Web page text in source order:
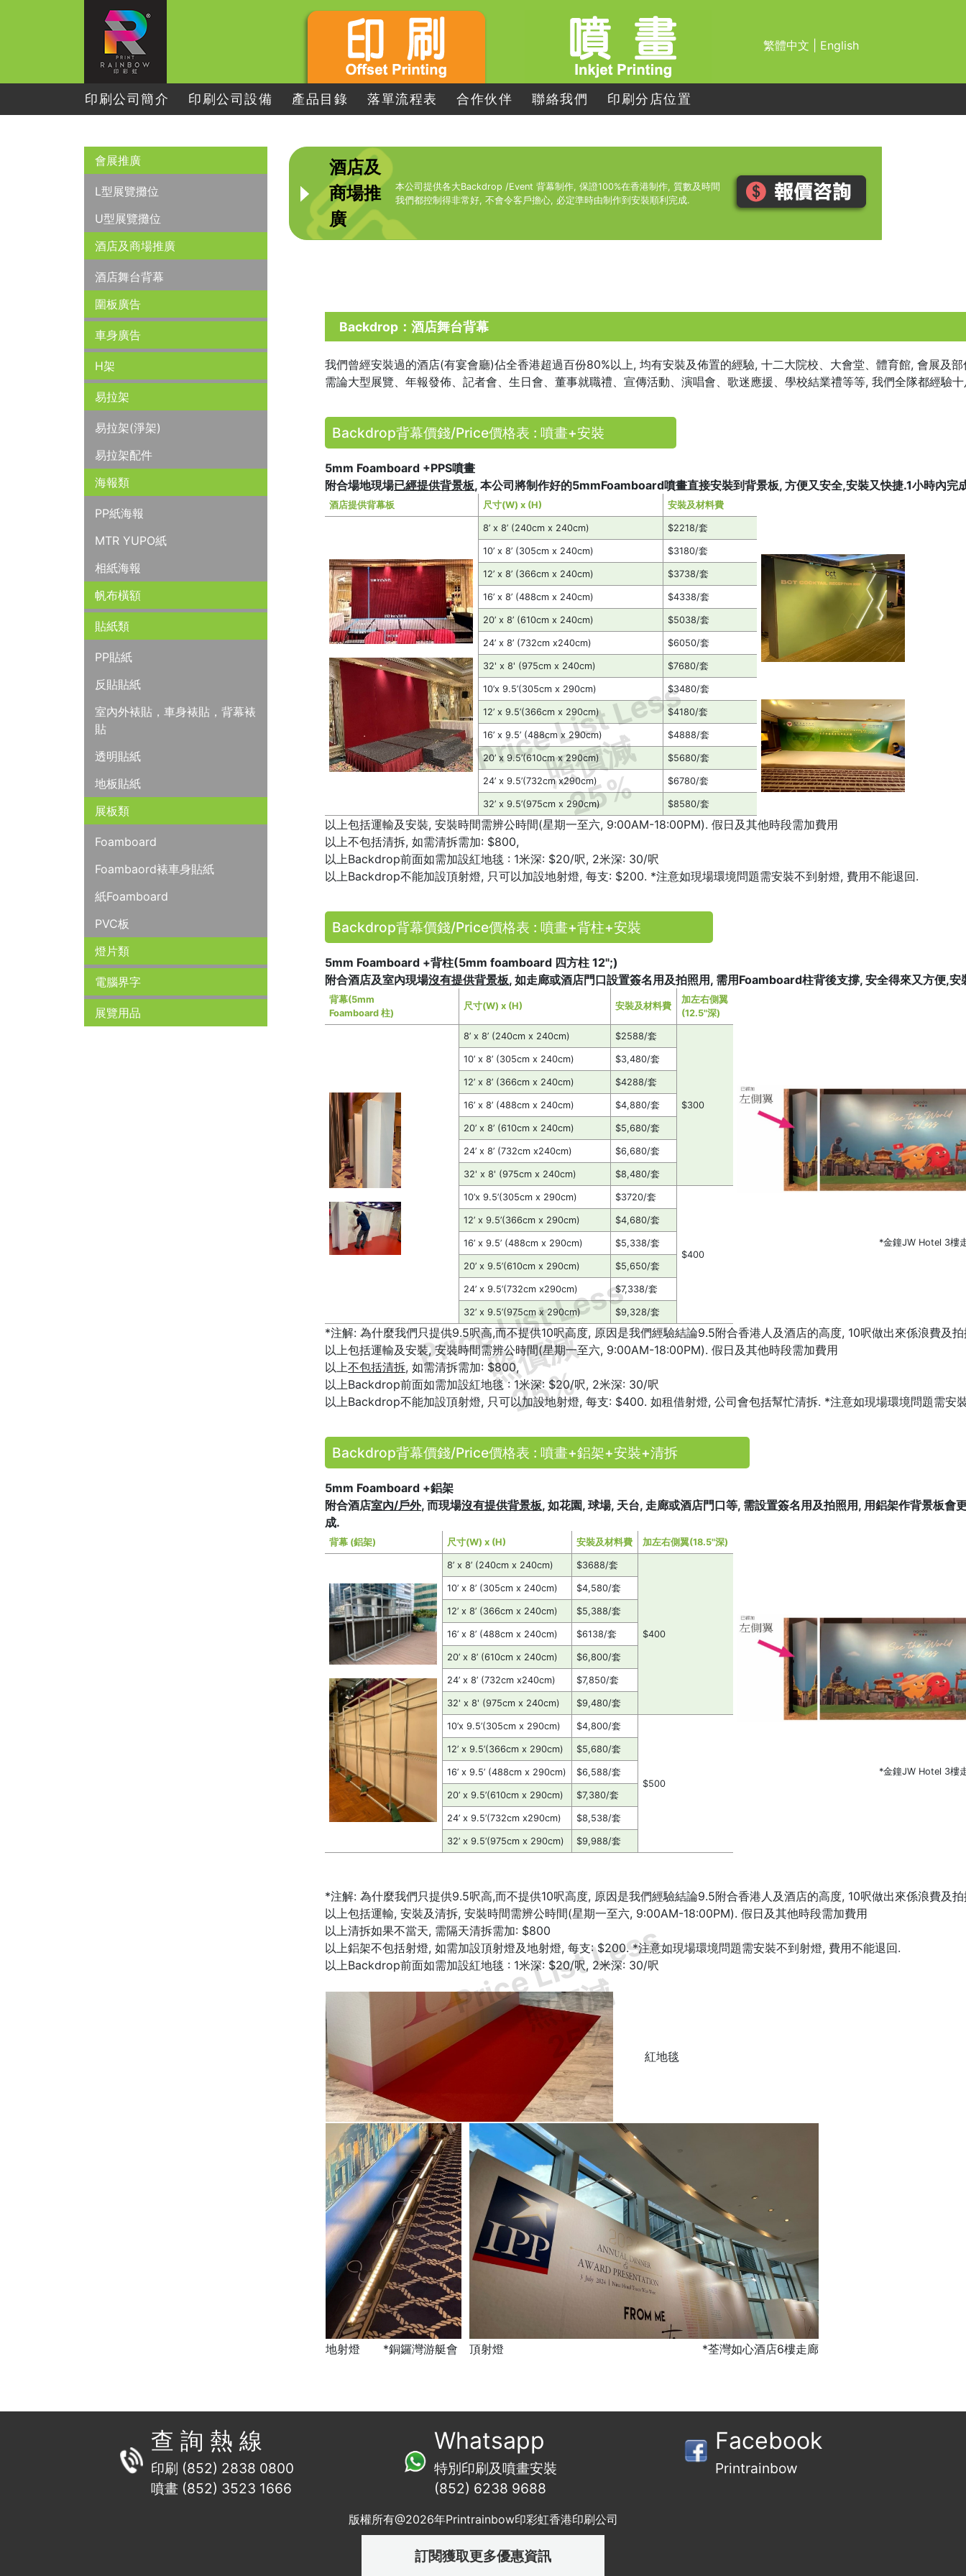
繁體中文 English
印刷公司簡介 印刷公司設備 產品目錄 落單流程表 合作伙伴 聯絡我們 印刷分店位置
會展推廣
L型展覽攤位
U型展覽攤位
酒店及商場推廣
酒店舞台背幕
圍板廣告
車身廣告
H架
易拉架
易拉架(淨架)
易拉架配件
海報類
PP紙海報
MTR YUPO紙
相紙海報
帆布橫額
貼紙類
PP貼紙
反貼貼紙
室內外裱貼，車身裱貼，背幕裱
貼
透明貼紙
地板貼紙
展板類
Foamboard
Foambaord裱車身貼紙
紙Foamboard
PVC板
燈片類
電腦界字
展覽用品
酒店及
商場推
廣
本公司提供各大Backdrop /Event 背幕制作, 保證100%在香港制作, 質數及時間
我們都控制得非常好, 不會令客戶擔心, 必定準時由制作到安裝順利完成.
Price List Less
照價減
25%
Price List Less
照價減
25%
Price List Less
照價減
25%
Backdrop：酒店舞台背幕
我們曾經安裝過的酒店(有宴會廳)佔全香港超過百份80%以上, 均有安裝及佈置的經驗, 十二大院校、大會堂、體育館, 會展及
需論大型展覽、年報發佈、記者會、生日會、董事就職禮、宣傳活動、演唱會、歌迷應援、學校結業禮等等, 我們全隊都經驗
Backdrop背幕價錢/Price價格表 : 噴畫+安裝
5mm Foamboard +PPS噴畫
附合場地現場已經提供背景板, 本公司將制作好的5mmFoamboard噴畫直接安裝到背景板, 方便又安全,安裝又快捷.1小時內完
酒店提供背幕板 尺寸(W) x (H) 安裝及材料費
8’ x 8’ (240cm x 240cm) $2218/套
10’ x 8’ (305cm x 240cm) $3180/套
12’ x 8’ (366cm x 240cm) $3738/套
16’ x 8’ (488cm x 240cm) $4338/套
20’ x 8’ (610cm x 240cm) $5038/套
24’ x 8’ (732cm x240cm) $6050/套
32' x 8' (975cm x 240cm) $7680/套
10’x 9.5’(305cm x 290cm) $3480/套
12’ x 9.5’(366cm x 290cm) $4180/套
16’ x 9.5’ (488cm x 290cm) $4888/套
20’ x 9.5’(610cm x 290cm) $5680/套
24’ x 9.5’(732cm x290cm) $6780/套
32’ x 9.5’(975cm x 290cm) $8580/套
以上包括運輸及安裝, 安裝時間需辨公時間(星期一至六, 9:00AM-18:00PM). 假日及其他時段需加費用
以上不包括清拆, 如需清拆需加: $800,
以上Backdrop前面如需加設紅地毯 : 1米深: $20/呎, 2米深: 30/呎
以上Backdrop不能加設頂射燈, 只可以加設地射燈, 每支: $200. *注意如現場環境問題需安裝不到射燈, 費用不能退回.
Backdrop背幕價錢/Price價格表 : 噴畫+背柱+安裝
5mm Foamboard +背柱(5mm foamboard 四方柱 12";)
附合酒店及室內現場沒有提供背景板, 如走廊或酒店門口設置簽名用及拍照用, 需用Foamboard柱背後支撐, 安全得來又方便,安
背幕(5mm
Foamboard 柱)
尺寸(W) x (H) 安裝及材料費
加左右側翼
(12.5"深)
8’ x 8’ (240cm x 240cm) $2588/套
$300
10’ x 8’ (305cm x 240cm) $3,480/套
12’ x 8’ (366cm x 240cm) $4288/套
16’ x 8’ (488cm x 240cm) $4,880/套
20’ x 8’ (610cm x 240cm) $5,680/套
24’ x 8’ (732cm x240cm) $6,680/套
32' x 8' (975cm x 240cm) $8,480/套
10’x 9.5’(305cm x 290cm) $3720/套
$400
12’ x 9.5’(366cm x 290cm) $4,680/套
16’ x 9.5’ (488cm x 290cm) $5,338/套 *金鐘JW Hotel 3樓
20’ x 9.5’(610cm x 290cm) $5,650/套
24’ x 9.5’(732cm x290cm) $7,338/套
32’ x 9.5’(975cm x 290cm) $9,328/套
*注解: 為什麼我們只提供9.5呎高,而不提供10呎高度, 原因是我們經驗結論9.5附合香港人及酒店的高度, 10呎做出來係浪費及
以上包括運輸及安裝, 安裝時間需辨公時間(星期一至六, 9:00AM-18:00PM). 假日及其他時段需加費用
以上不包括清拆, 如需清拆需加: $800,
以上Backdrop前面如需加設紅地毯 : 1米深: $20/呎, 2米深: 30/呎
以上Backdrop不能加設頂射燈, 只可以加設地射燈, 每支: $400. 如租借射燈, 公司會包括幫忙清拆. *注意如現場環境問題需安
Backdrop背幕價錢/Price價格表 : 噴畫+鋁架+安裝+清拆
5mm Foamboard +鋁架
附合酒店室內/戶外, 而現場沒有提供背景板, 如花園, 球場, 天台, 走廊或酒店門口等, 需設置簽名用及拍照用, 用鋁架作背景板會
成.
背幕 (鋁架) 尺寸(W) x (H) 安裝及材料費 加左右側翼(18.5"深)
8’ x 8’ (240cm x 240cm) $3688/套
$400
10’ x 8’ (305cm x 240cm) $4,580/套
12’ x 8’ (366cm x 240cm) $5,388/套
16’ x 8’ (488cm x 240cm) $6138/套
20’ x 8’ (610cm x 240cm) $6,800/套
24’ x 8’ (732cm x240cm) $7,850/套
32' x 8' (975cm x 240cm) $9,480/套
10’x 9.5’(305cm x 290cm) $4,800/套
$500
12’ x 9.5’(366cm x 290cm) $5,680/套
16’ x 9.5’ (488cm x 290cm) $6,588/套 *金鐘JW Hotel 3樓
20’ x 9.5’(610cm x 290cm) $7,380/套
24’ x 9.5’(732cm x290cm) $8,538/套
32’ x 9.5’(975cm x 290cm) $9,988/套
*注解: 為什麼我們只提供9.5呎高,而不提供10呎高度, 原因是我們經驗結論9.5附合香港人及酒店的高度, 10呎做出來係浪費及
以上包括運輸, 安裝及清拆, 安裝時間需辨公時間(星期一至六, 9:00AM-18:00PM). 假日及其他時段需加費用
以上清拆如果不當天, 需隔天清拆需加: $800
以上鋁架不包括射燈, 如需加設頂射燈及地射燈, 每支: $200. *注意如現場環境問題需安裝不到射燈, 費用不能退回.
以上Backdrop前面如需加設紅地毯 : 1米深: $20/呎, 2米深: 30/呎
紅地毯
地射燈 *銅鑼灣游艇會 頂射燈 *荃灣如心酒店6樓走廊
查 詢 熱 線
印刷 (852) 2838 0800
噴畫 (852) 3523 1666
Whatsapp
特別印刷及噴畫安裝
(852) 6238 9688
Facebook
Printrainbow
版權所有@2026年Printrainbow印彩虹香港印刷公司
訂閱獲取更多優惠資訊